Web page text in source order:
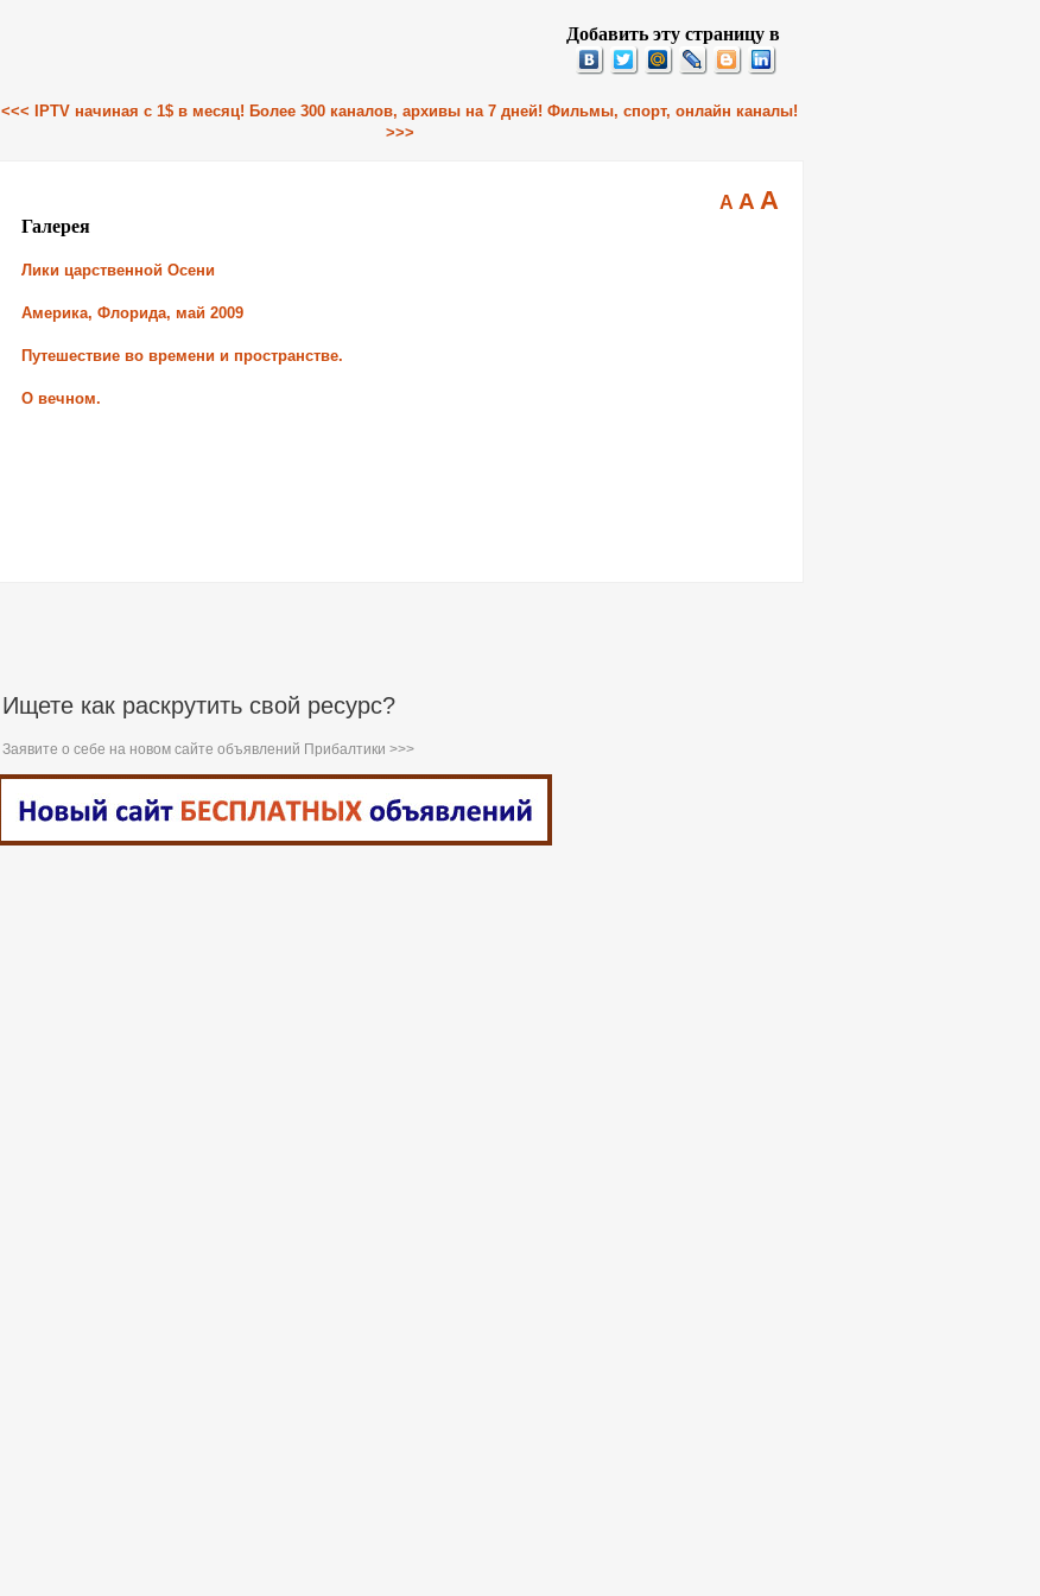
Добавить эту страницу в
<<< IPTV начиная с 1$ в месяц! Более 300 каналов, архивы на 7 дней! Фильмы, спорт, онлайн каналы!
>>>
A A A
Галерея
Лики царственной Осени
Америка, Флорида, май 2009
Путешествие во времени и пространстве.
О вечном.
Ищете как раскрутить свой ресурс?
Заявите о себе на новом сайте объявлений Прибалтики >>>